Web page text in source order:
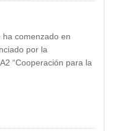
ha comenzado en
por la
“Cooperación para la